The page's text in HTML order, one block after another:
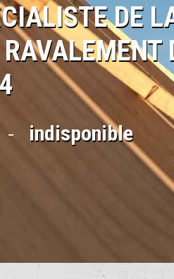
DE
- indisponible